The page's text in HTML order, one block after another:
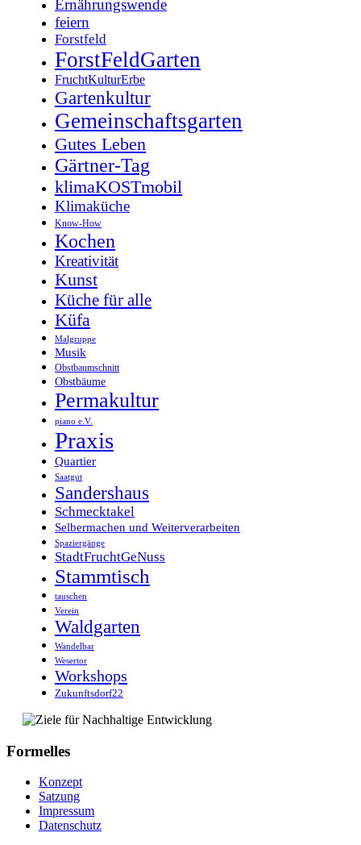
Ernährungswende
feiern
Forstfeld
ForstFeldGarten
FruchtKulturErbe
Gartenkultur
Gemeinschaftsgarten
Gutes Leben
Gärtner-Tag
klimaKOSTmobil
Klimaküche
Know-How
Kochen
Kreativität
Kunst
Küche für alle
Küfa
Malgruppe
Musik
Obstbaumschnitt
Obstbäume
Permakultur
piano e.V.
Praxis
Quartier
Saatgut
Sandershaus
Schmecktakel
Selbermachen und Weiterverarbeiten
Spaziergänge
StadtFruchtGeNuss
Stammtisch
tauschen
Verein
Waldgarten
Wandelbar
Wesertor
Workshops
Zukunftsdorf22
Formelles
Konzept
Satzung
Impressum
Datenschutz